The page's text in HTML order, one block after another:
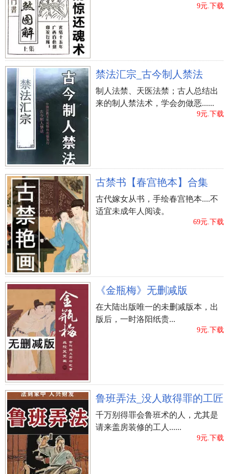
忌吃剁椒鱼头、鱼身
过年期间，鱼一定是饭桌上务必要有的一道菜，名
曰吃完鱼后，“连年有余”。但在吃鱼的情况下，应
当把剁椒鱼头、鱼身留下不要吃，那样就表明明年
不但有吃有穿，并且也有剩下，日子过得滋养。
正月不可以理发
正月不可以理发，由于民俗有句俗话“正月里理发，
死舅舅”。因而只有过完正月，二月二龙仰头这一
天，才能够刚开始理发，而在二月二当日剃的头
叫“剃水龙头”。
蒸年糕不用说“完”
新年要蒸许多 绿豆糕，太忙，隔壁邻居中间互相帮
助，人多手杂，上笼时，谁要随口说出：“完后
没？”这就犯了忌讳。新年不可以讲完了，说起“齐
了没”。
早饭忌吃白米粥、荤食及药物
以往的传统式，仅有穷苦人家才吃白米粥，因此 在
年初一的早上一定要吃白饭，表明家中整本年度都
是会很颇具，而年初一的早晨称为万神盛典，表明
全部的神出去拜早年，因而为表尊重，最先不必吃
肉，要素食，此外除开病重迫不得已吃以外，一般
的滋补品补品，在初一的情况下最好是不必吃。
忌叫别人名字激人醒来
年初一的早上不必叫人名字激人醒来，那样表明另
一方整本年度必须人督促做事情。妈，大年初一能
令人照顾好自己吗？
忌讳动小刀和剪刀
听说初一刚开始是不可以动小刀和剪刀的！归根结
底，说成“初一动了刀和剪，口角是是非非全免不
9元.下载
禁法汇宗_古今制人禁法
制人法禁、天医法禁；古人总结出
来的制人禁法术，学会勿做恶......
9元.下载
古禁书【春宫艳本】合集
古代嫁女从书，手绘春宫艳本....不
适宜未成年人阅读。
69元.下载
《金瓶梅》无删减版
在大陆出版唯一的未删减版本，出
版后，一时洛阳纸贵...
9元.下载
鲁班弄法_没人敢得罪的工匠
千万别得罪会鲁班术的人，尤其是
请来盖房装修的工人......
9元.下载